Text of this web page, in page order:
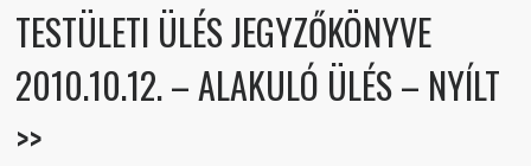
TESTÜLETI ÜLÉS JEGYZŐKÖNYVE
2010.10.12. – ALAKULÓ ÜLÉS – NYÍLT
>>